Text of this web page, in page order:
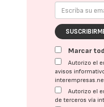
Marcar
Autorizo el
avisos
Autorizo el
de terceros vía